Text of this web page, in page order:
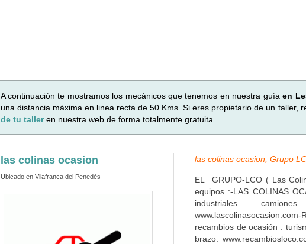
A continuación te mostramos los mecánicos que tenemos en nuestra guíaen
una distancia máxima en linea recta de 50 Kms. Si eres propietario de un taller,
de tu talleren nuestra web de forma totalmente gratuita.
las colinas ocasion
Ubicado en Vilafranca del Penedès
las colinas ocasion, Grupo
EL GRUPO-LCO ( Las
equipos :-LAS COLINAS
industriales camiones
recambios de ocasión :
brazo.